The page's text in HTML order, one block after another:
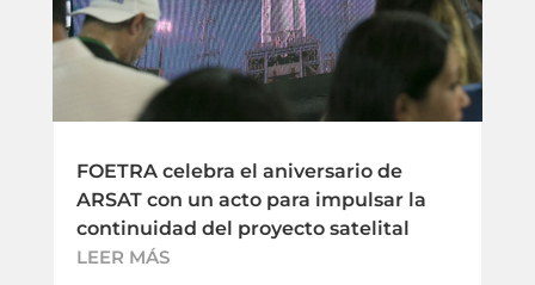
FOETRA celebra el aniversario de
ARSAT con un acto para impulsar la
continuidad del proyecto satelital
LEER MÁS